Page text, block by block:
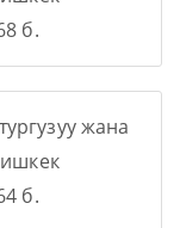
б.
жана
б.